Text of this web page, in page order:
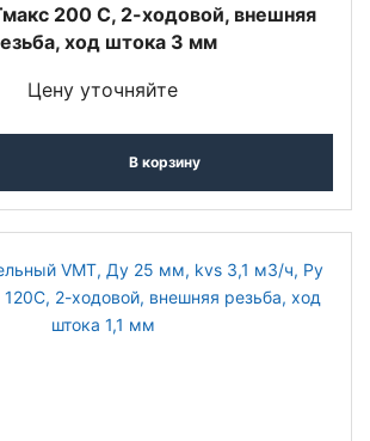
200 С, 2-ходовой, внешняя
ход штока 3 мм
Цену уточняйте
В корзину